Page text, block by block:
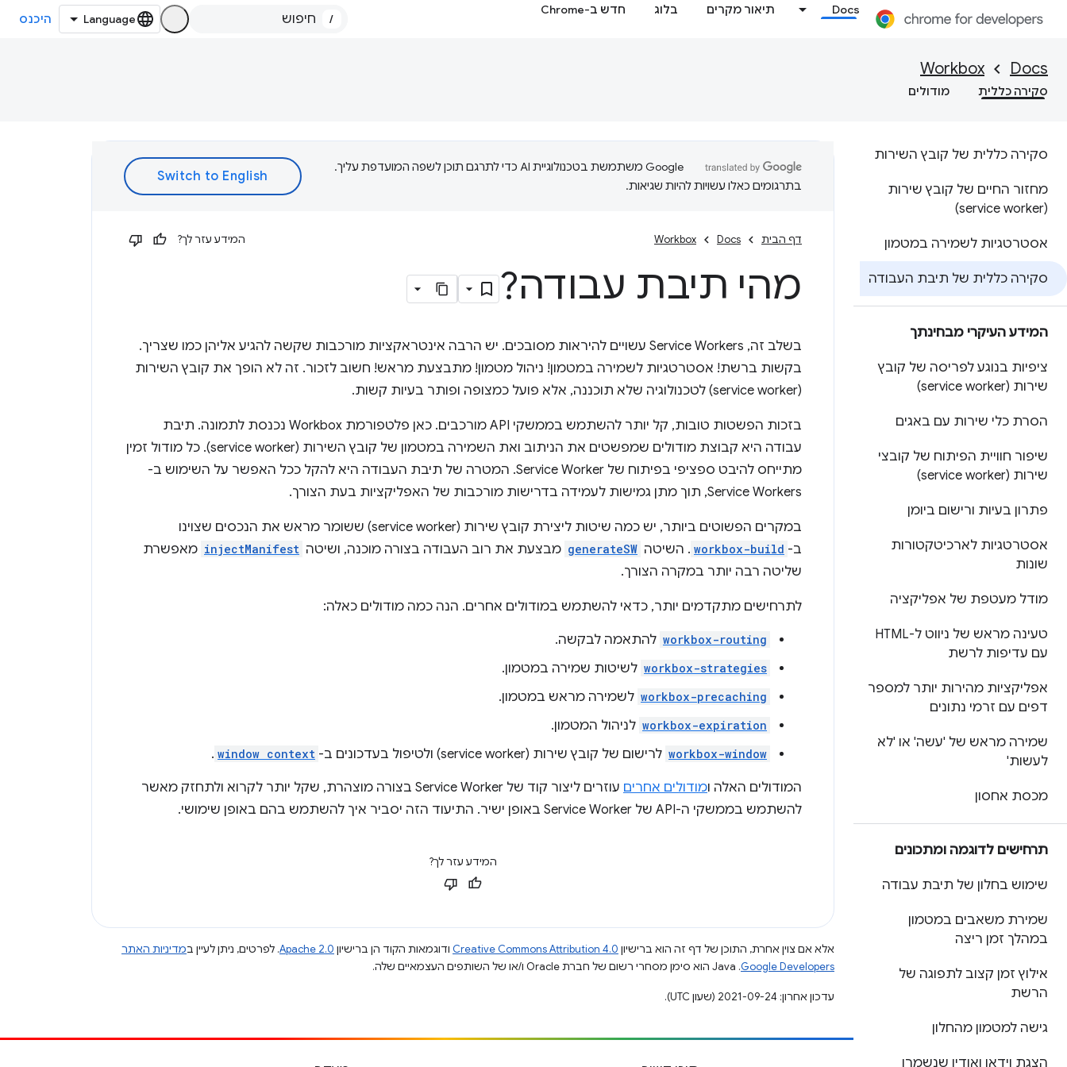
Docs תיאור מקרים בלוג חדש ב-Chrome
/ היכנס
Docs
Workbox
סקירה כללית מודולים
סקירה כללית של קובץ השירות
מחזור החיים של קובץ שירות
(service worker)
אסטרטגיות לשמירה במטמון
סקירה כללית של תיבת העבודה
המידע העיקרי מבחינתך
ציפיות בנוגע לפריסה של קובץ
שירות (service worker)
הסרת כלי שירות עם באגים
שיפור חוויית הפיתוח של קובצי
שירות (service worker)
פתרון בעיות ורישום ביומן
אסטרטגיות לארכיטקטורות
שונות
מודל מעטפת של אפליקציה
טעינה מראש של ניווט ל-HTML
עם עדיפות לרשת
אפליקציות מהירות יותר למספר
דפים עם זרמי נתונים
שמירה מראש של 'עשה' או 'לא
לעשות'
מכסת אחסון
תרחישים לדוגמה ומתכונים
שימוש בחלון של תיבת עבודה
שמירת משאבים במטמון
במהלך זמן ריצה
אילוץ זמן קצוב לתפוגה של
הרשת
גישה למטמון מהחלון
הצגת וידאו ואודיו שנשמרו
‫Google משתמשת בטכנולוגיית AI כדי לתרגם תוכן לשפה המועדפת עליך.
בתרגומים כאלו עשויות להיות שגיאות.
דף הבית Docs
Workbox המידע עזר לך?
מהי תיבת עבודה?
בשלב זה, Service Workers עשויים להיראות מסובכים. יש הרבה אינטראקציות מורכבות שקשה להגיע אליהן כמו שצריך.
בקשות ברשת! אסטרטגיות לשמירה במטמון! ניהול מטמון! מתבצעת מראש! חשוב לזכור. זה לא הופך את קובץ השירות
(service worker) לטכנולוגיה שלא תוכננה, אלא פועל כמצופה ופותר בעיות קשות.
בזכות הפשטות טובות, קל יותר להשתמש בממשקי API מורכבים. כאן פלטפורמת Workbox נכנסת לתמונה. תיבת
עבודה היא קבוצת מודולים שמפשטים את הניתוב ואת השמירה במטמון של קובץ השירות (service worker). כל מודול זמין
מתייחס להיבט ספציפי בפיתוח של Service Worker. המטרה של תיבת העבודה היא להקל ככל האפשר על השימוש ב-
Service Workers, תוך מתן גמישות לעמידה בדרישות מורכבות של האפליקציות בעת הצורך.
במקרים הפשוטים ביותר, יש כמה שיטות ליצירת קובץ שירות (service worker) ששומר מראש את הנכסים שצוינו
ב- workbox-build . השיטה generateSW מבצעת את רוב העבודה בצורה מוכנה, ושיטה injectManifest מאפשרת
שליטה רבה יותר במקרה הצורך.
לתרחישים מתקדמים יותר, כדאי להשתמש במודולים אחרים. הנה כמה מודולים כאלה:
workbox-routing להתאמה לבקשה.
workbox-strategies לשיטות שמירה במטמון.
workbox-precaching לשמירה מראש במטמון.
workbox-expiration לניהול המטמון.
workbox-window לרישום של קובץ שירות (service worker) ולטיפול בעדכונים ב- window context
.
המודולים האלה ומודולים אחרים
עוזרים ליצור קוד של Service Worker בצורה מוצהרת, שקל יותר לקרוא ולתחזק מאשר
להשתמש בממשקי ה-API של Service Worker באופן ישיר. התיעוד הזה יסביר איך להשתמש בהם באופן שימושי.
המידע עזר לך?
אלא אם צוין אחרת, התוכן של דף זה הוא ברישיון Creative Commons Attribution 4.0 ודוגמאות הקוד הן ברישיון Apache 2.0. לפרטים, ניתן לעיין במדיניות האתר
Google Developers‏.‏ Java הוא סימן מסחרי רשום של חברת Oracle ו/או של השותפים העצמאיים שלה.
עדכון אחרון: 2021-09-24 (שעון UTC).